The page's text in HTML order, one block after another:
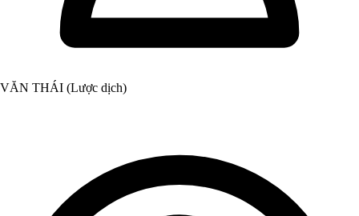
VĂN THÁI (Lược dịch)